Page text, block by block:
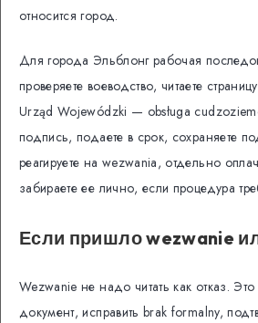
относится город.
Для города Эльблонг рабочая
проверяете воеводство, читаете
Urząd Wojewódzki — obsługa
подпись, подаете в срок, сохраняете
реагируете на wezwania, отдельно
забираете ее лично, если процедура
Если пришло wezwanie
Wezwanie не надо читать как отказ.
документ, исправить brak formalny,